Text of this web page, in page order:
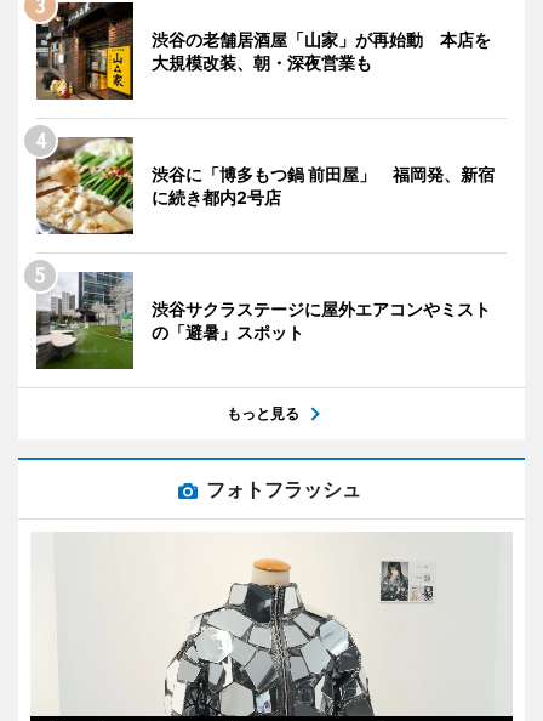
渋谷の老舗居酒屋「山家」が再始動 本店を
大規模改装、朝・深夜営業も
渋谷に「博多もつ鍋 前田屋」 福岡発、新宿
に続き都内2号店
渋谷サクラステージに屋外エアコンやミスト
の「避暑」スポット
もっと見る
フォトフラッシュ